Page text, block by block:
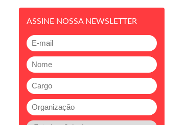
ASSINE NOSSA NEWSLETTER